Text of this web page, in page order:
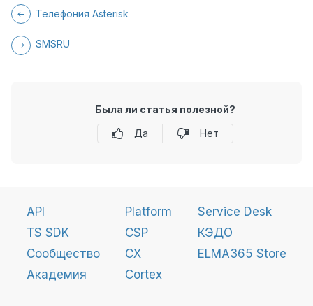
Телефония Asterisk
SMSRU
Была ли статья полезной?
Да
Нет
API
TS SDK
Сообщество
Академия
Platform
CSP
CX
Cortex
Service Desk
КЭДО
ELMA365 Store